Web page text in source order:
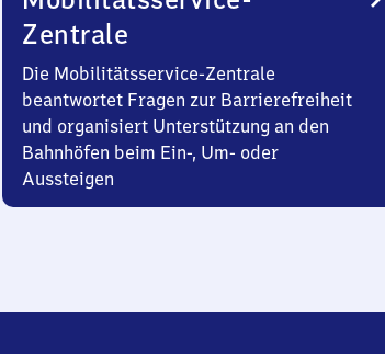
Zentrale
Die Mobilitätsservice-Zentrale
beantwortet Fragen zur Barrierefreiheit
und organisiert Unterstützung an den
Bahnhöfen beim Ein-, Um- oder
Aussteigen